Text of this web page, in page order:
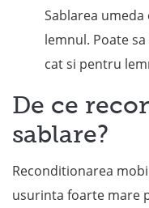
Sablarea umeda
lemnul. Poate
cat si pentru
De ce
sablare?
Reconditionarea
usurinta foarte mare